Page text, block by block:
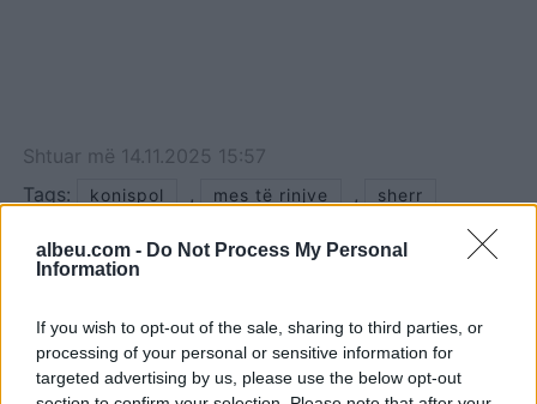
albeu.com - Do Not Process My Personal
Information
If you wish to opt-out of the sale, sharing to third parties, or
processing of your personal or sensitive information for
targeted advertising by us, please use the below opt-out
Shtuar më 14.11.2025 15:57
Tags:
konispol , mes të rinjve , sherr